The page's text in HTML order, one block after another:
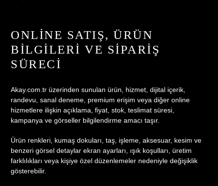
ONLINE SATIŞ, ÜRÜN
BILGILERI VE SIPARIŞ
SÜRECI
Akay.com.tr üzerinden sunulan ürün, hizmet, dijital içerik,
randevu, sanal deneme, premium erişim veya diğer online
hizmetlere ilişkin açıklama, fiyat, stok, teslimat süresi,
kampanya ve görseller bilgilendirme amacı taşır.
Ürün renkleri, kumaş dokuları, taş, işleme, aksesuar, kesim ve
benzeri görsel detaylar ekran ayarları, ışık koşulları, üretim
farklılıkları veya kişiye özel düzenlemeler nedeniyle değişiklik
gösterebilir.